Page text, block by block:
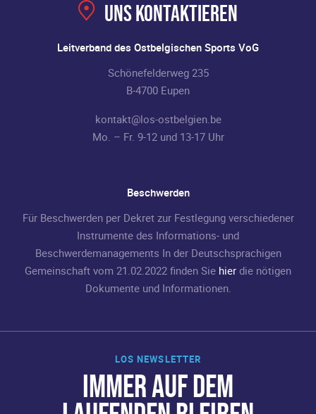
LOS NEWSLETTER
IMMER AUF DEM
Uns kontaktieren
Leitverband des Ostbelgischen Sports VoG
Schönefelderweg 235
B-4700 Eupen
kontakt@los-ostbelgien.be
Mo. – Fr. 9-12 und 13-17 Uhr
Beschwerden
Für Beschwerden per Dekret zur Festlegung verschiedener
Instrumente des Informations- und
Beschwerdemanagements In der Deutschsprachigen
Gemeinschaft vom 21.02.2022 finden Sie hier die nötigen
Dokumente und Informationen.